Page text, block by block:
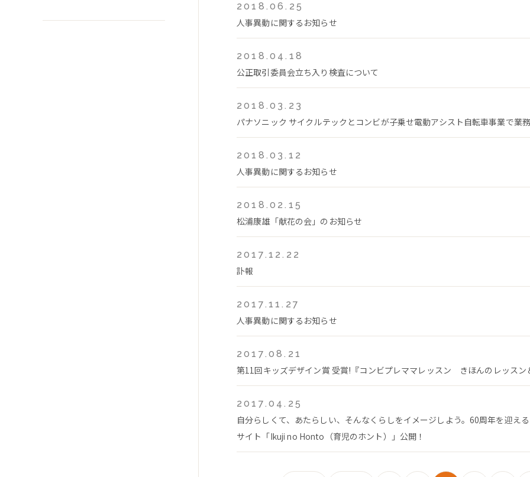
2018.06.25
人事異動に関するお知らせ
2018.04.18
公正取引委員会立ち入り検査について
2018.03.23
パナソニック サイクルテックとコンビが子乗せ電動アシスト自転車事業で業
2018.03.12
人事異動に関するお知らせ
2018.02.15
松浦康雄「献花の会」のお知らせ
2017.12.22
訃報
2017.11.27
人事異動に関するお知らせ
2017.08.21
第11回キッズデザイン賞 受賞!『コンビプレママレッスン きほんのレッスン
2017.04.25
自分らしくて、あたらしい、そんなくらしをイメージしよう。60周年を迎え
サイト「Ikuji no Honto（育児のホント）」公開！